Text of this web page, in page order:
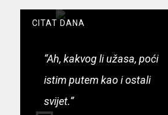
CITAT DANA
“Ah, kakvog li užasa, poći
istim putem kao i ostali
svijet.”